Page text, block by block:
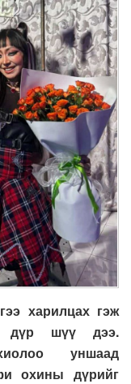
харилцах гэж
дүр шүү дээ.
уншаад
охины дүрийг